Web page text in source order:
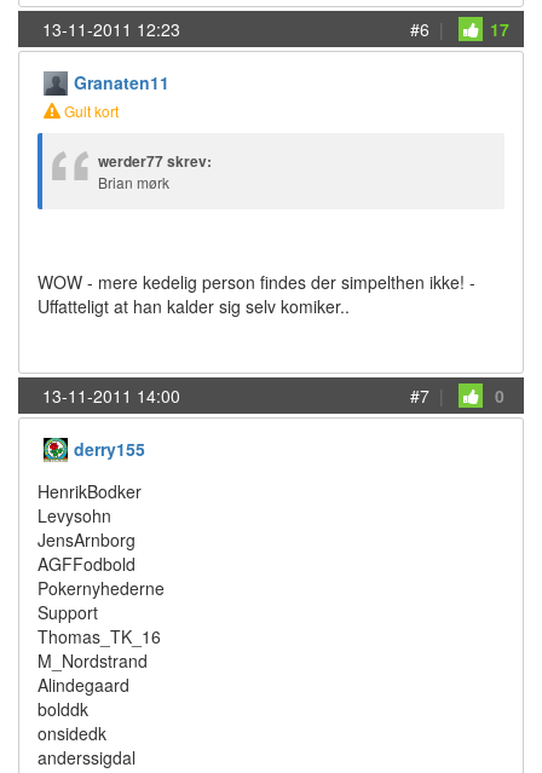
13-11-2011 12:23 #6 | 17
Granaten11
Gult kort
werder77 skrev:
Brian mørk
WOW - mere kedelig person findes der simpelthen ikke! -
Uffatteligt at han kalder sig selv komiker..
13-11-2011 14:00 #7 | 0
derry155
HenrikBodker
Levysohn
JensArnborg
AGFFodbold
Pokernyhederne
Support
Thomas_TK_16
M_Nordstrand
Alindegaard
bolddk
onsidedk
anderssigdal